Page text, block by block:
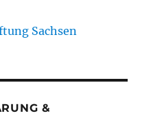
Sachsen
&